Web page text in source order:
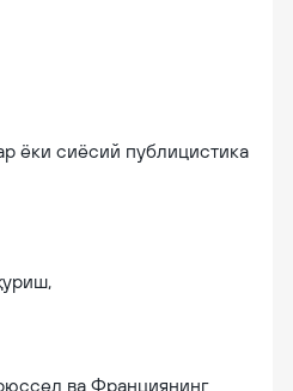
ёки сиёсий публицистика
ва Франциянинг